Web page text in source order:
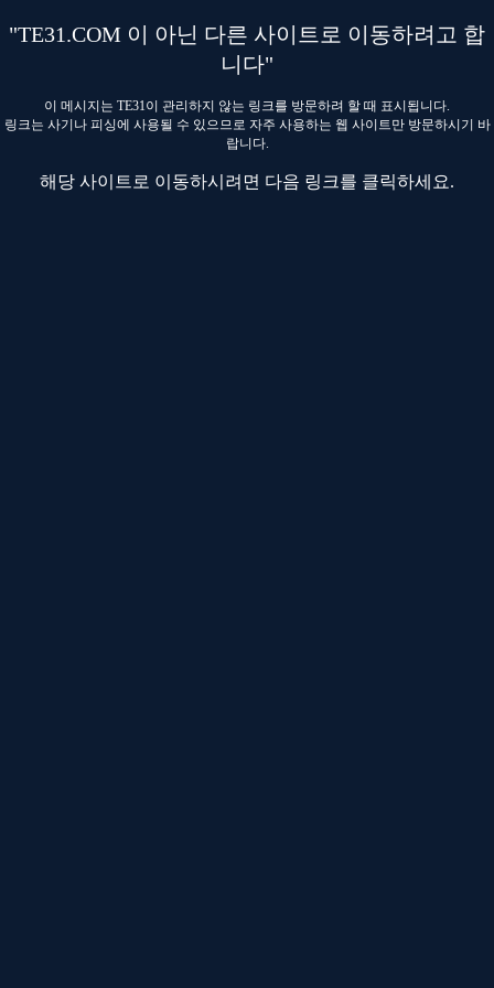
"TE31.COM 이 아닌 다른 사이트로 이동하려고 합
니다"
이 메시지는 TE31이 관리하지 않는 링크를 방문하려 할 때 표시됩니다.
링크는 사기나 피싱에 사용될 수 있으므로 자주 사용하는 웹 사이트만 방문하시기 바
랍니다.
해당 사이트로 이동하시려면 다음 링크를 클릭하세요.